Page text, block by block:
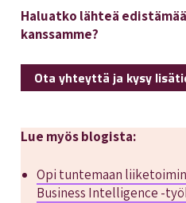
Haluatko lähteä
kanssamme?
Ota yhteyttä ja kysy
Lue myös blogista:
Opi tuntemaan
Business Intelligence -